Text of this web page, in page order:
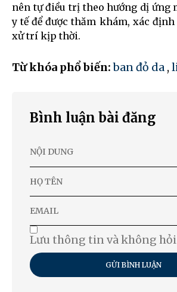
nên tự điều trị theo hướng dị ứng
y tế để được thăm khám, xác
xử trí kịp thời.
Từ khóa phổ biến:ban đỏ da ,
Bình luận bài đăng
Lưu thông tin và không hỏi
GỬI BÌNH LUẬN